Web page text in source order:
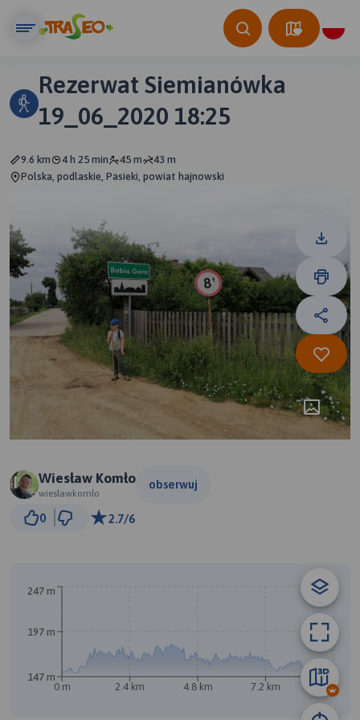
Rezerwat Siemianówka
19_06_2020 18:25
9.6 km 4 h 25 min 45 m
43 m
Polska, podlaskie, Pasieki, powiat hajnowski
Wiesław Komło
wieslawkomlo
obserwuj
0 2.7/6
0 m 2.4 km 4.8 km 7.2 km 9.6 km
147 m
197 m
247 m